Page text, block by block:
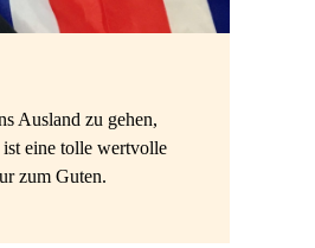
Ausland zu gehen,
eine tolle wertvolle
zum Guten.